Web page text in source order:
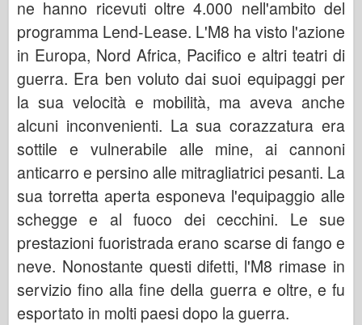
ne hanno ricevuti oltre 4.000 nell'ambito del
programma Lend-Lease. L'M8 ha visto l'azione
in Europa, Nord Africa, Pacifico e altri teatri di
guerra. Era ben voluto dai suoi equipaggi per
la sua velocità e mobilità, ma aveva anche
alcuni inconvenienti. La sua corazzatura era
sottile e vulnerabile alle mine, ai cannoni
anticarro e persino alle mitragliatrici pesanti. La
sua torretta aperta esponeva l'equipaggio alle
schegge e al fuoco dei cecchini. Le sue
prestazioni fuoristrada erano scarse di fango e
neve. Nonostante questi difetti, l'M8 rimase in
servizio fino alla fine della guerra e oltre, e fu
esportato in molti paesi dopo la guerra.